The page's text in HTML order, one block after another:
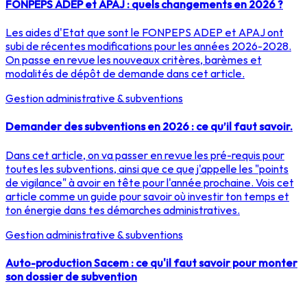
FONPEPS ADEP et APAJ : quels changements en 2026 ?
Les aides d'Etat que sont le FONPEPS ADEP et APAJ ont
subi de récentes modifications pour les années 2026-2028.
On passe en revue les nouveaux critères, barèmes et
modalités de dépôt de demande dans cet article.
Gestion administrative & subventions
Demander des subventions en 2026 : ce qu’il faut savoir.
Dans cet article, on va passer en revue les pré-requis pour
toutes les subventions, ainsi que ce que j'appelle les "points
de vigilance" à avoir en tête pour l'année prochaine. Vois cet
article comme un guide pour savoir où investir ton temps et
ton énergie dans tes démarches administratives.
Gestion administrative & subventions
Auto-production Sacem : ce qu'il faut savoir pour monter
son dossier de subvention